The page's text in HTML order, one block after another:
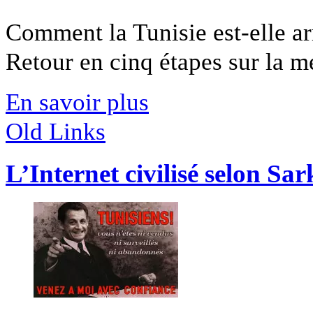
Comment la Tunisie est-elle
Retour en cinq étapes sur la
En savoir plus
Old Links
L’Internet civilisé selon